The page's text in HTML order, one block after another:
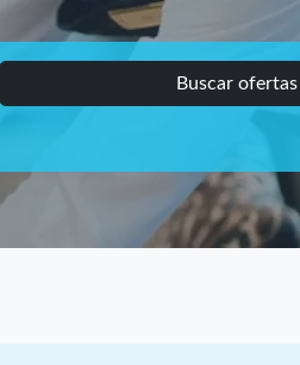
Buscar ofertas